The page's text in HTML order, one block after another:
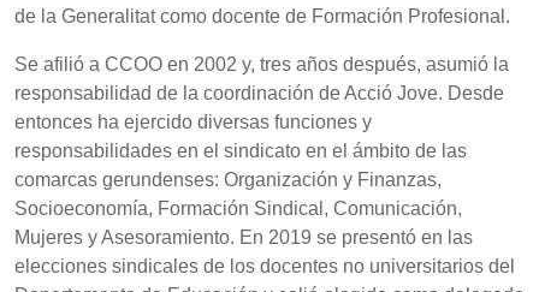
de la Generalitat como docente de Formación Profesional.
Se afilió a CCOO en 2002 y, tres años después, asumió la
responsabilidad de la coordinación de Acció Jove. Desde
entonces ha ejercido diversas funciones y
responsabilidades en el sindicato en el ámbito de las
comarcas gerundenses: Organización y Finanzas,
Socioeconomía, Formación Sindical, Comunicación,
Mujeres y Asesoramiento. En 2019 se presentó en las
elecciones sindicales de los docentes no universitarios del